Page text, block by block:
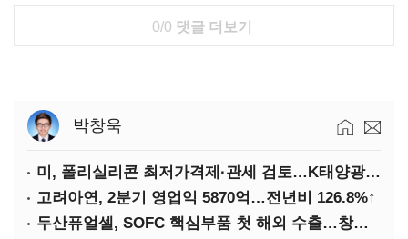
0/0 댓글 더보기
박창욱
미, 폴리실리콘 최저가격제·관세 검토…K태양광 입지 확대 기대
고려아연, 2분기 영업익 5870억…전년비 126.8%↑
두산퓨얼셀, SOFC 핵심부품 첫 해외 수출…창사 이래 최대 규모